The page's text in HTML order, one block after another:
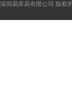
深圳易库易有限公司 版权